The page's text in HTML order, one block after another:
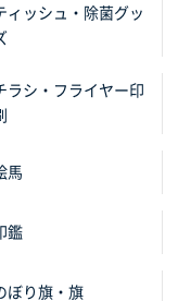
ポートをいただ
安心して購入まで
かなり業者さんを
。 昨年注文分も、
、丁寧に対応して
。
ィッシュ・除菌グッ
ラシ・フライヤー印
馬
鑑
ぼり旗・旗